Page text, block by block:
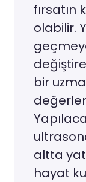
fırsatın
olabilir.
bir
altta
hayat